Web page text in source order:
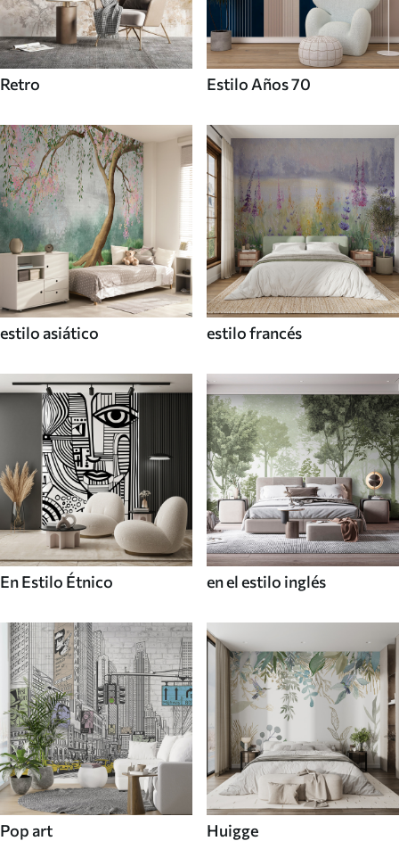
Retro Estilo Años 70
estilo asiático estilo francés
En Estilo Étnico en el estilo inglés
Pop art Huigge